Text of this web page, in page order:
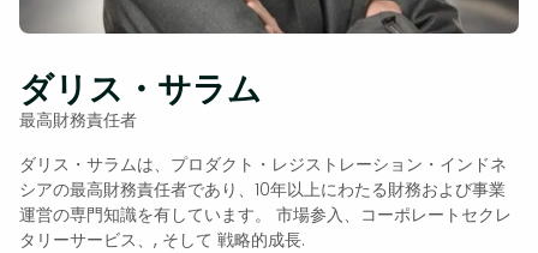
ダリス・サラム
最高財務責任者
ダリス・サラムは、プロダクト・レジストレーション・インドネ
シアの最高財務責任者であり、10年以上にわたる財務および事業
運営の専門知識を有しています。 市場参入、コーポレートセクレ
タリーサービス、, そして 戦略的成長.